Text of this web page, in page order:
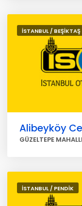
İSTANBUL / BEŞİKTAŞ
Alibeyköy
GÜZELTEPE
İSTANBUL / PENDİK